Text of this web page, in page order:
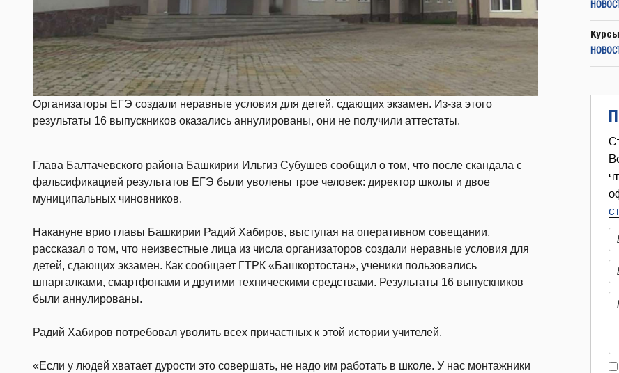
Организаторы ЕГЭ создали неравные условия для детей, сдающих экзамен. Из-за этого
результаты 16 выпускников оказались аннулированы, они не получили аттестаты.
Глава Балтачевского района Башкирии Ильгиз Субушев сообщил о том, что после скандала с
фальсификацией результатов ЕГЭ были уволены трое человек: директор школы и двое
муниципальных чиновников.
Накануне врио главы Башкирии Радий Хабиров, выступая на оперативном совещании,
рассказал о том, что неизвестные лица из числа организаторов создали неравные условия для
детей, сдающих экзамен. Как сообщает ГТРК «Башкортостан», ученики пользовались
шпаргалками, смартфонами и другими техническими средствами. Результаты 16 выпускников
были аннулированы.
Радий Хабиров потребовал уволить всех причастных к этой истории учителей.
«Если у людей хватает дурости это совершать, не надо им работать в школе. У нас монтажники